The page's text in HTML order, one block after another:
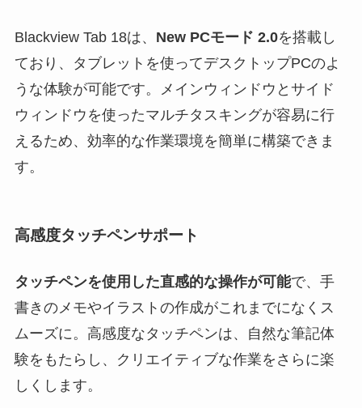
Blackview Tab 18は、 New PCモード 2.0を搭載し
ており、タブレットを使ってデスクトップPCのよ
うな体験が可能です。メインウィンドウとサイド
ウィンドウを使ったマルチタスキングが容易に行
えるため、効率的な作業環境を簡単に構築できま
す。
高感度タッチペンサポート
タッチペンを使用した直感的な操作が可能で、手
書きのメモやイラストの作成がこれまでになくス
ムーズに。高感度なタッチペンは、自然な筆記体
験をもたらし、クリエイティブな作業をさらに楽
しくします。